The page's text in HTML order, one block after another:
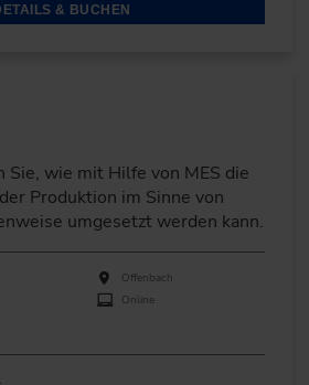
& BUCHEN
Sie, wie mit Hilfe von MES die
Produktion im Sinne von
umgesetzt werden kann.
Offenbach
Online